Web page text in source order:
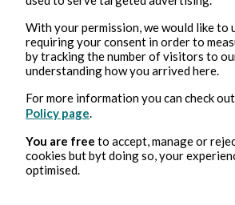
Auteurs Confinés
With your permission, we would like to
requiring your consent in order to
by tracking the number of visitors to
understanding how you arrived here.
For more information you can check
Policy page
You are free to accept, manage or
cookies but byt doing so, your
optimised.